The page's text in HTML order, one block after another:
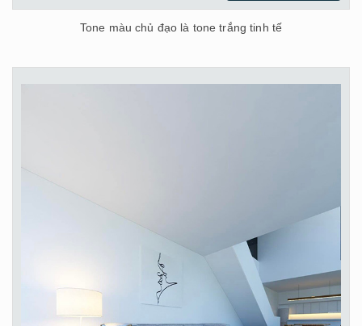
Tone màu chủ đạo là tone trắng tinh tế